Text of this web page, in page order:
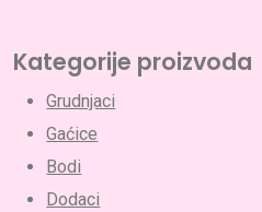
Kategorije proizvoda
Grudnjaci
Gaćice
Bodi
Dodaci